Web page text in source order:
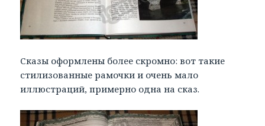
Сказы оформлены более скромно: вот такие
стилизованные рамочки и очень мало
иллюстраций, примерно одна на сказ.